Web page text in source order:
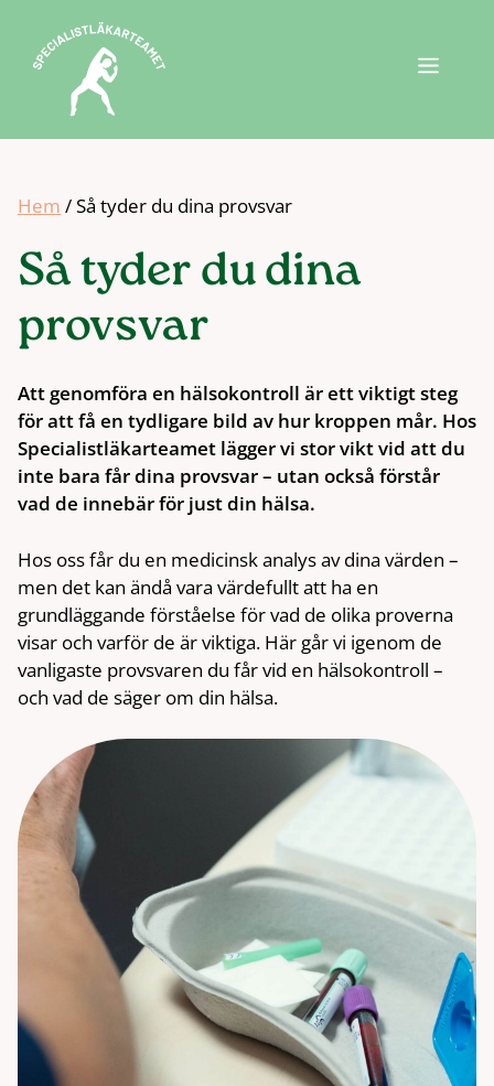
innehåll
Meny
Hem /Så tyder du dina provsvar
Så tyder du dina
provsvar
Att genomföra en hälsokontroll är ett viktigt steg
för att få en tydligare bild av hur kroppen mår. Hos
Specialistläkarteamet lägger vi stor vikt vid att du
inte bara får dina provsvar – utan också förstår
vad de innebär för just din hälsa.
Hos oss får du en medicinsk analys av dina värden –
men det kan ändå vara värdefullt att ha en
grundläggande förståelse för vad de olika proverna
visar och varför de är viktiga. Här går vi igenom de
vanligaste provsvaren du får vid en hälsokontroll –
och vad de säger om din hälsa.